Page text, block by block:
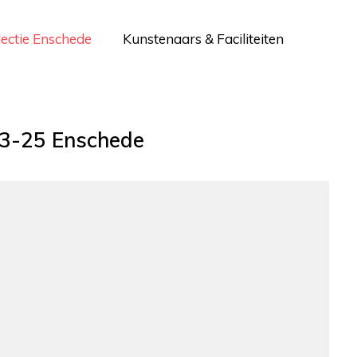
Enschede Kunstenaars & Faciliteiten
25 Enschede